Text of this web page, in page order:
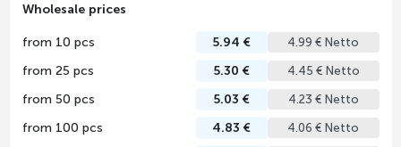
Wholesale prices
from 10 pcs 5.94 € 4.99 € Netto
from 25 pcs 5.30 € 4.45 € Netto
from 50 pcs 5.03 € 4.23 € Netto
from 100 pcs 4.83 € 4.06 € Netto